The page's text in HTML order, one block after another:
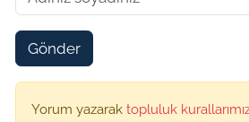
Gönder
Yorum yazarak topluluk